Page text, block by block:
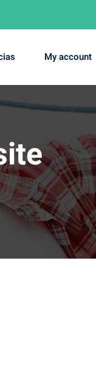
My account